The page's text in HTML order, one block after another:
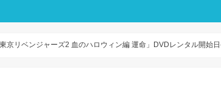
東京リベンジャーズ2 血のハロウィン編 運命」DVDレンタル開始